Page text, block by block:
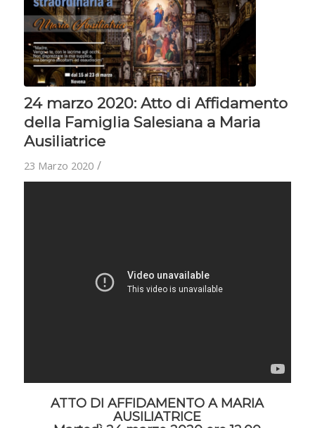
24 marzo 2020: Atto di Affidamento
della Famiglia Salesiana a Maria
Ausiliatrice
23 Marzo 2020 /
ATTO DI AFFIDAMENTO A MARIA
AUSILIATRICE